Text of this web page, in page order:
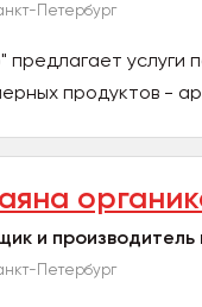
Петербург
предлагает услуги
продуктов -
и
Петербург